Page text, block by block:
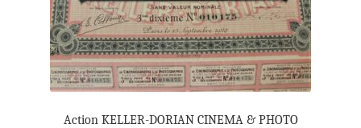
Action KELLER-DORIAN CINEMA & PHOTO